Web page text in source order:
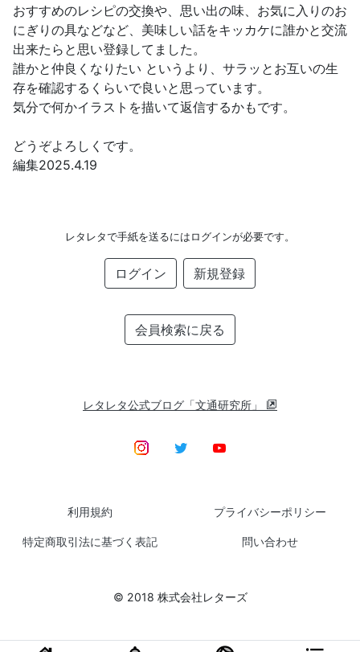
おすすめのレシピの交換や、思い出の味、お気に入りのお
にぎりの具などなど、美味しい話をキッカケに誰かと交流
出来たらと思い登録してました。
誰かと仲良くなりたい というより、サラッとお互いの生
存を確認するくらいで良いと思っています。
気分で何かイラストを描いて返信するかもです。
どうぞよろしくです。
編集2025.4.19
レタレタで手紙を送るにはログインが必要です。
ログイン 新規登録
会員検索に戻る
レタレタ公式ブログ「文通研究所」
利用規約 プライバシーポリシー
特定商取引法に基づく表記 問い合わせ
© 2018 株式会社レターズ